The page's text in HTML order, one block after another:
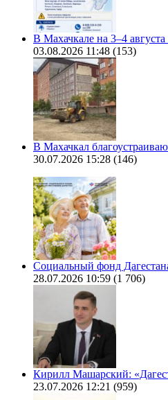
В Махачкале на 3–4
03.08.2026 11:48 (153)
В Махачкал
30.07.2026 15:28 (146)
Социальный фонд
28.07.2026 10:59 (1 706)
Кирилл Машарский:
23.07.2026 12:21 (959)